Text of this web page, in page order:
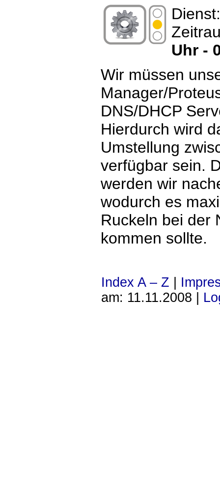
Uhr -
Wir müssen
Manager/
DNS/DHCP
Hierdurch wird
Umstellung
verfügbar sein.
werden wir
wodurch es
Ruckeln bei der
kommen sollte.
Index A – Z
am: 11.11.2008 |